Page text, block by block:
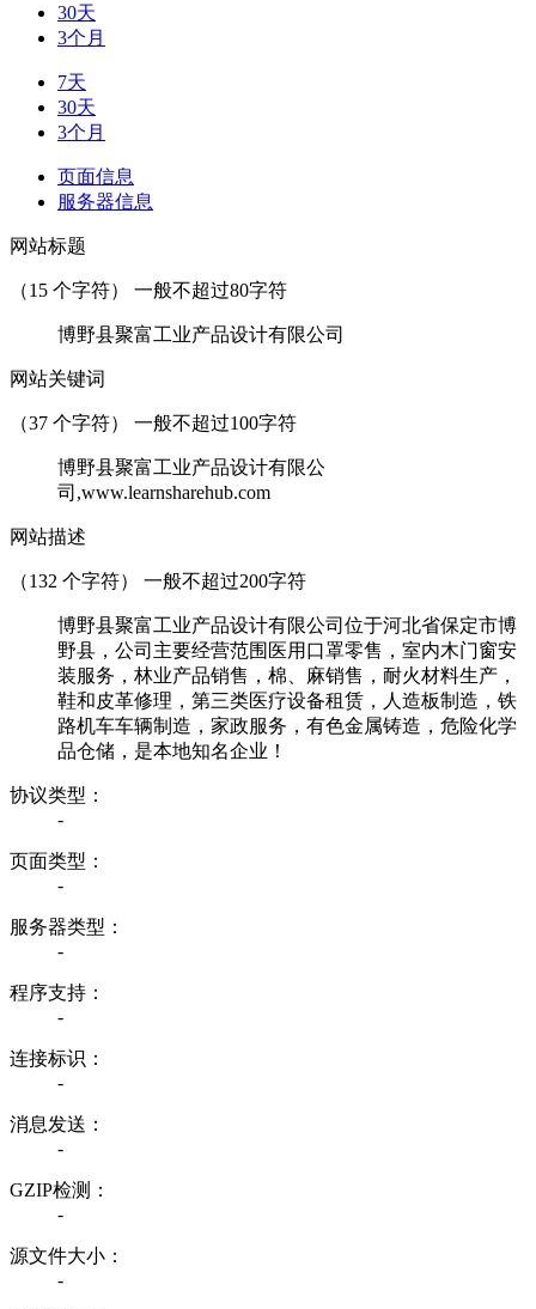
30天
3个月
7天
30天
3个月
页面信息
服务器信息
网站标题
（15 个字符） 一般不超过80字符
博野县聚富工业产品设计有限公司
网站关键词
（37 个字符） 一般不超过100字符
博野县聚富工业产品设计有限公
司,www.learnsharehub.com
网站描述
（132 个字符） 一般不超过200字符
博野县聚富工业产品设计有限公司位于河北省保定市博
野县，公司主要经营范围医用口罩零售，室内木门窗安
装服务，林业产品销售，棉、麻销售，耐火材料生产，
鞋和皮革修理，第三类医疗设备租赁，人造板制造，铁
路机车车辆制造，家政服务，有色金属铸造，危险化学
品仓储，是本地知名企业！
协议类型：
-
页面类型：
-
服务器类型：
-
程序支持：
-
连接标识：
-
消息发送：
-
GZIP检测：
-
源文件大小：
-